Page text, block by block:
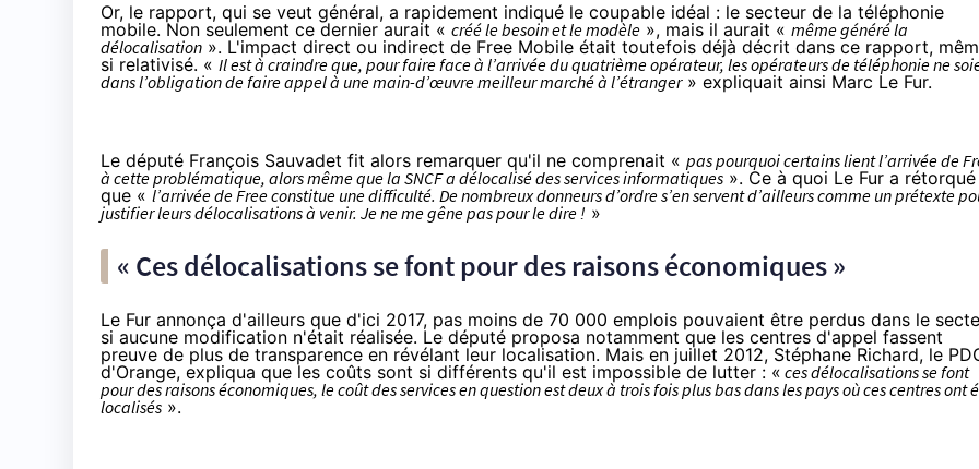
Or, le rapport, qui se veut général, a rapidement indiqué le coupable idéal : le secteur de la téléphonie
mobile. Non seulement ce dernier aurait « créé le besoin et le modèle », mais il aurait « même généré la
délocalisation ». L'impact direct ou indirect de Free Mobile était toutefois déjà décrit dans ce rapport,
si relativisé. « Il est à craindre que, pour faire face à l’arrivée du quatrième opérateur, les opérateurs de téléphonie ne
dans l’obligation de faire appel à une main-d’œuvre meilleur marché à l’étranger» expliquait ainsi Marc Le Fur.
Le député François Sauvadet fit alors remarquer qu'il ne comprenait « pas pourquoi certains lient l’arrivée de
à cette problématique, alors même que la SNCF a délocalisé des services informatiques ». Ce à quoi Le Fur a rétorqué
que « l’arrivée de Free constitue une difficulté. De nombreux donneurs d’ordre s’en servent d’ailleurs comme un prétexte
justifier leurs délocalisations à venir. Je ne me gêne pas pour le dire ! »
« Ces délocalisations se font pour des raisons économiques »
Le Fur annonça d'ailleurs que d'ici 2017, pas moins de 70 000 emplois pouvaient être perdus dans le
si aucune modification n'était réalisée. Le député proposa notamment que les centres d'appel fassent
preuve de plus de transparence en révélant leur localisation. Mais en juillet 2012, Stéphane Richard, le
d'Orange, expliqua que les coûts sont si différents qu'il est impossible de lutter : « ces délocalisations se font
pour des raisons économiques, le coût des services en question est deux à trois fois plus bas dans les pays où ces centres ont
localisés ».